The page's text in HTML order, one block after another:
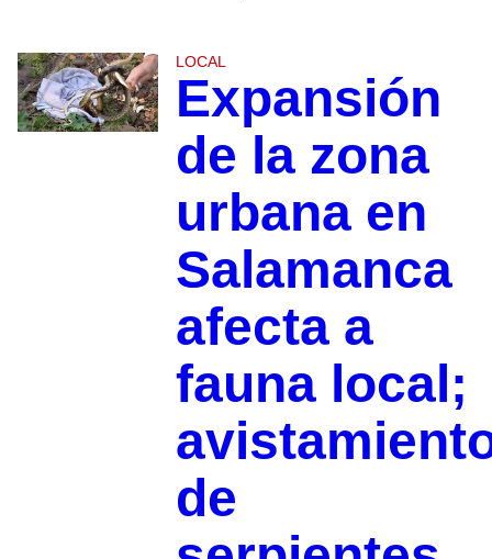
LOCAL
Expansión
de la zona
urbana en
Salamanca
afecta a
fauna local;
de